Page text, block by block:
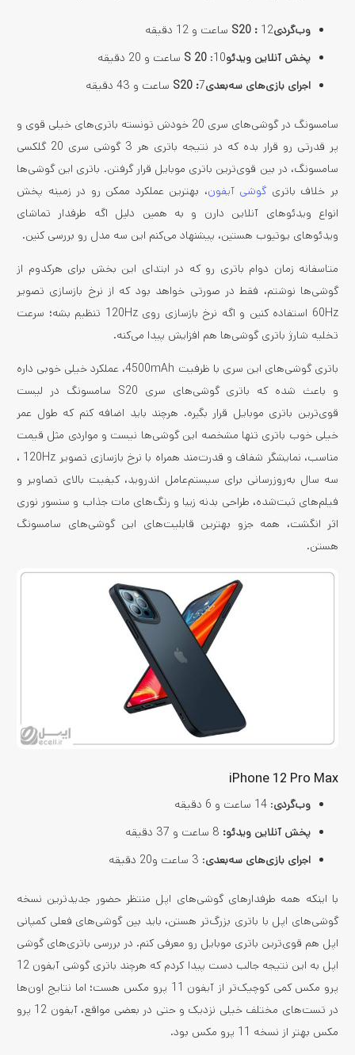
وب‌گردی S20 : 12 ساعت و 12 دقیقه
پخش آنلاین ویدئو
S 20 :10 ساعت و 20 دقیقه
اجرای بازی‌های سه‌بعدی
S20 :7 ساعت و 43 دقیقه
سامسونگ در گوشی‌های سری 20 خودش تونسته باتری‌های خیلی قوی و
پر قدرتی رو قرار بده که در نتیجه باتری هر 3 گوشی سری 20 گلکسی
سامسونگ، در بین قوی‌ترین باتری موبایل قرار گرفتن. باتری این گوشی‌ها
بر خلاف باتریگوشی‌ آیفون، بهترین عملکرد ممکن رو در زمینه پخش
انواع ویدئوهای آنلاین دارن و به همین دلیل اگه طرفدار تماشای
ویدئوهای یوتیوب هستین، پیشنهاد می‌کنم این سه مدل رو بررسی کنین.
متاسفانه زمان دوام باتری رو که در ابتدای این بخش برای هرکدوم از
گوشی‌ها نوشتم، فقط در صورتی خواهد بود که از نرخ بازسازی تصویر
60Hz استفاده کنین و اگه نرخ بازسازی روی 120Hz تنظیم بشه؛ سرعت
تخلیه شارژ باتری گوشی‌ها هم افزایش پیدا می‌کنه.
باتری گوشی‌های این سری با ظرفیت 4500mAh، عملکرد خیلی خوبی داره
و باعث شده که باتری گوشی‌های سری S20 سامسونگ در لیست
قوی‌ترین باتری موبایل قرار بگیره. هرچند باید اضافه کنم که طول عمر
خیلی خوب باتری تنها مشخصه این گوشی‌ها نیست و مواردی مثل قیمت
مناسب، نمایشگر شفاف و قدرت‌مند همراه با نرخ بازسازی تصویر 120Hz ،
سه سال به‌روزرسانی برای سیستم‌عامل اندروید، کیفیت بالای تصاویر و
فیلم‌های ثبت‌شده، طراحی بدنه زیبا و رنگ‌های مات جذاب و سنسور نوری
اثر انگشت، همه جزو بهترین قابلیت‌های این گوشی‌های سامسونگ
هستن.
iPhone 12 Pro Max
وب‌گردی: 14 ساعت و 6 دقیقه
پخش آنلاین ویدئو:
اجرای بازی‌های سه‌بعدی: 3 ساعت و20 دقیقه
با اینکه همه طرفدارهای گوشی‌های اپل منتظر حضور جدیدترین نسخه
گوشی‌های اپل با باتری بزرگ‌تر هستن، باید بین گوشی‌های فعلی کمپانی
اپل هم قوی‌ترین باتری موبایل رو معرفی کنم. در بررسی باتری‌های گوشی
اپل به این نتیجه جالب دست پیدا کردم که هرچند باتری گوشی آیفون 12
پرو مکس کمی کوچیک‌تر از آیفون 11 پرو مکس هست؛ اما نتایج اون‌ها
در تست‌های مختلف خیلی نزدیک و حتی در بعضی مواقع، آیفون 12 پرو
مکس بهتر از نسخه 11 پرو مکس بود.